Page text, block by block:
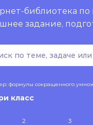
библиотека
задание,
формулы сокращенного
класс
2 3